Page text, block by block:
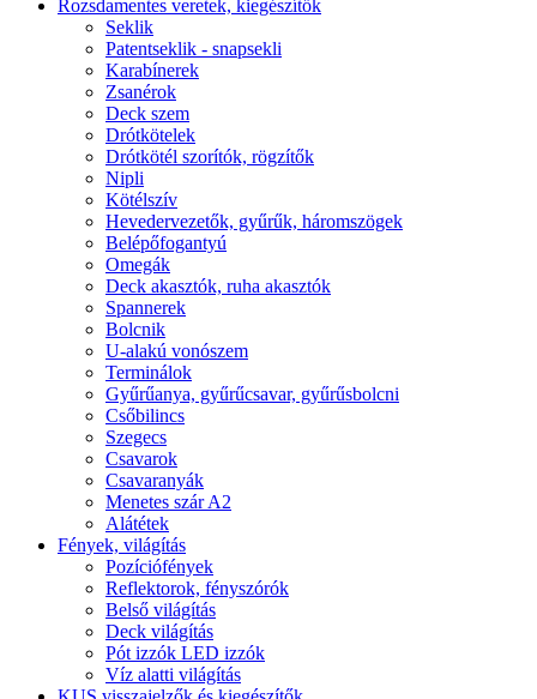
Rozsdamentes veretek, kiegészítők
Seklik
Patentseklik - snapsekli
Karabínerek
Zsanérok
Deck szem
Drótkötelek
Drótkötél szorítók, rögzítők
Nipli
Kötélszív
Hevedervezetők, gyűrűk, háromszögek
Belépőfogantyú
Omegák
Deck akasztók, ruha akasztók
Spannerek
Bolcnik
U-alakú vonószem
Terminálok
Gyűrűanya, gyűrűcsavar, gyűrűsbolcni
Csőbilincs
Szegecs
Csavarok
Csavaranyák
Menetes szár A2
Alátétek
Fények, világítás
Pozíciófények
Reflektorok, fényszórók
Belső világítás
Deck világítás
Pót izzók LED izzók
Víz alatti világítás